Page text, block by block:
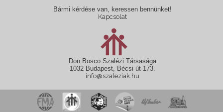
Bármi kérdése van, keressen bennünket!
Kapcsolat
Don Bosco Szalézi Társasága
1032 Budapest, Bécsi út 173.
info@szaleziak.hu